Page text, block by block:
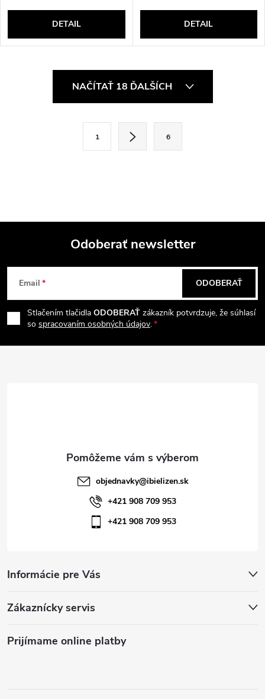
DETAIL DETAIL
c
e
p
r
v
NAČÍTAŤ 18 ĎALŠÍCH
a
i
e
1 6
Z
á
p
Odoberať newsletter
Email
Stlačením tlačidla ODOBERAŤ zákazník potvrdzuje, že súhlasí
so spracovaním osobných údajov.
ODOBERAŤ
Informácie pre Vás
Zákaznícky servis
Prijímame online platby
objednavky@ibielizen.sk
+421 908 709 953
+421 908 709 953